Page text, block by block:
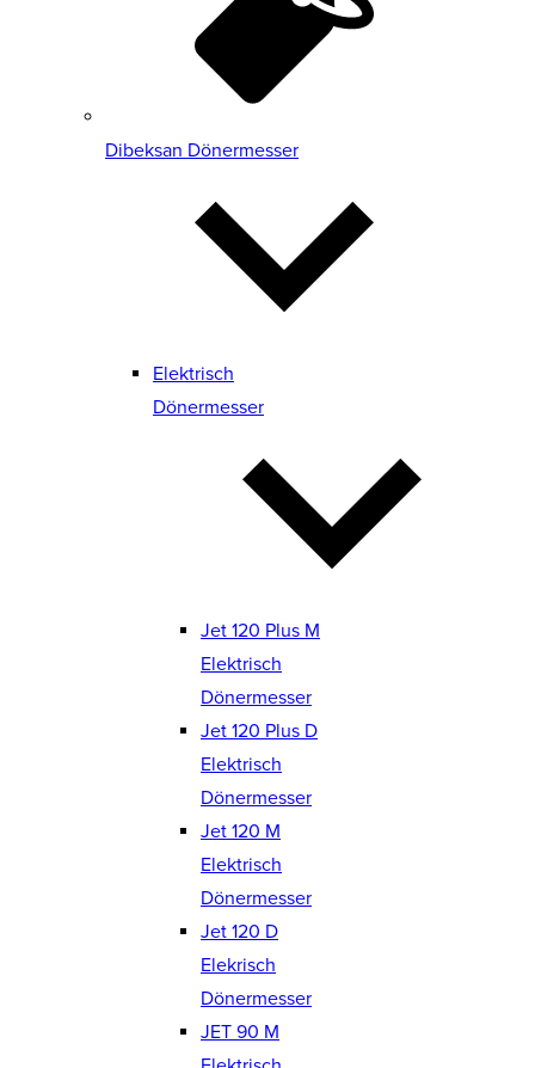
Dibeksan Dönermesser
Elektrisch
Dönermesser
Jet 120 Plus M
Elektrisch
Dönermesser
Jet 120 Plus D
Elektrisch
Dönermesser
Jet 120 M
Elektrisch
Dönermesser
Jet 120 D
Elekrisch
Dönermesser
JET 90 M